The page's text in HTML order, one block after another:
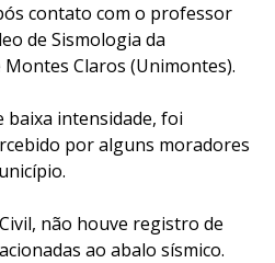
contato com o professor
de Sismologia da
Claros (Unimontes).
baixa intensidade, foi
por alguns moradores
não houve registro de
ao abalo sísmico.